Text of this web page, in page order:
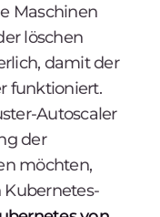
Maschinen
löschen
damit der
funktioniert.
Autoscaler
der
möchten,
Kubernetes-